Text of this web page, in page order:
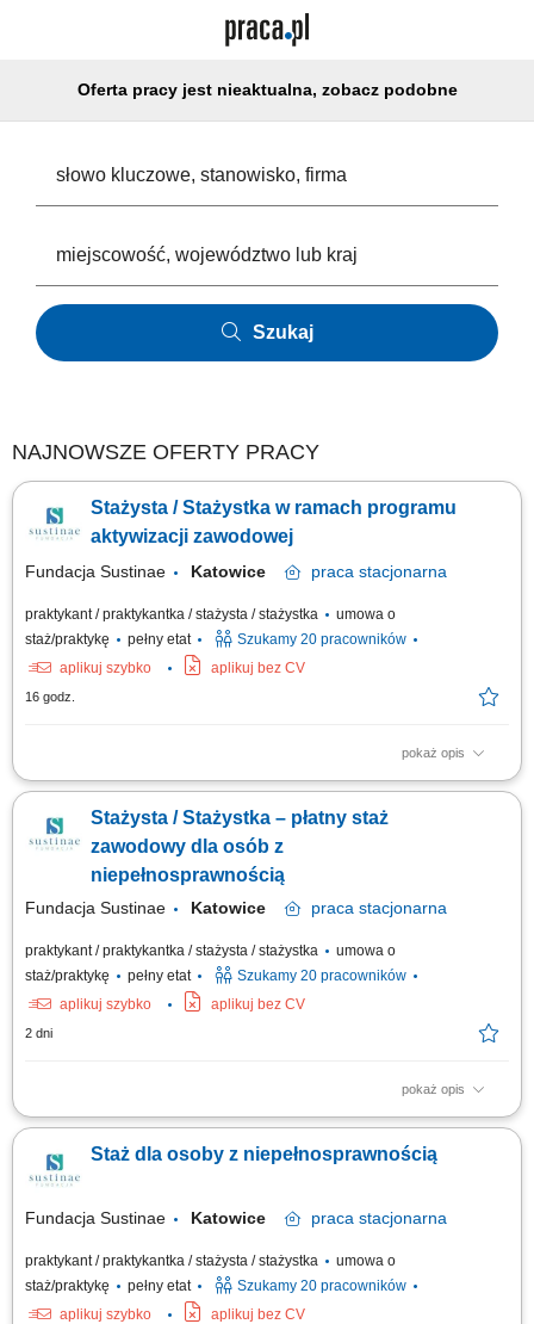
Oferta pracy jest nieaktualna, zobacz podobne
Szukaj
NAJNOWSZE OFERTY PRACY
Stażysta / Stażystka w ramach programu
aktywizacji zawodowej
Fundacja Sustinae Katowice praca stacjonarna
praktykant / praktykantka / stażysta / stażystka
umowa o
staż/praktykę
pełny etat
Szukamy 20 pracowników
aplikuj szybko
aplikuj bez CV
16 godz.
pokaż opis
Projekt „RozPracuj się ! Kompleksowy program aktywizacji zawodowej
Państwowego Funduszu Rehabilitacji Osób Niepełnosprawnych. Celem
uczestnictwa w programie jest zwiększenie szansy na rynku pracy i
Stażysta / Stażystka – płatny staż
zawodowy dla osób z
niepełnosprawnością
Fundacja Sustinae Katowice praca stacjonarna
praktykant / praktykantka / stażysta / stażystka
umowa o
staż/praktykę
pełny etat
Szukamy 20 pracowników
aplikuj szybko
aplikuj bez CV
2 dni
pokaż opis
Projekt „RozPracuj się ! Kompleksowy program aktywizacji zawodowej
Państwowego Funduszu Rehabilitacji Osób Niepełnosprawnych. Celem
uczestnictwa w programie jest zwiększenie szansy na rynku pracy i
Staż dla osoby z niepełnosprawnością
Fundacja Sustinae Katowice praca stacjonarna
praktykant / praktykantka / stażysta / stażystka
umowa o
staż/praktykę
pełny etat
Szukamy 20 pracowników
aplikuj szybko
aplikuj bez CV